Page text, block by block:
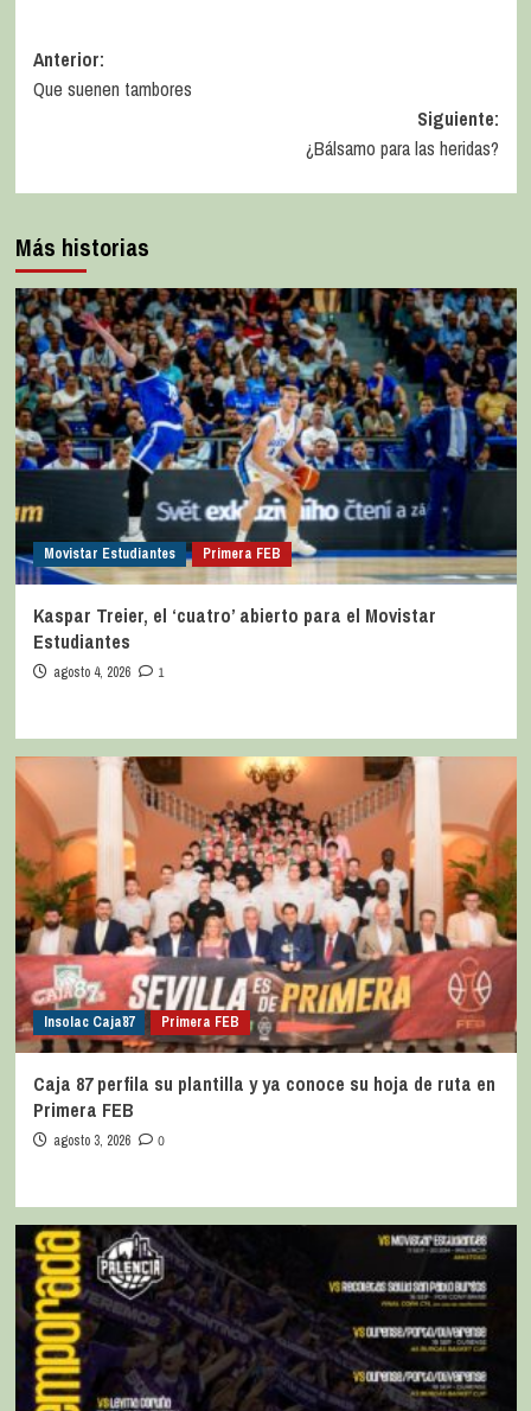
Anterior:
Que suenen tambores
Siguiente:
¿Bálsamo para las heridas?
Más historias
Movistar Estudiantes Primera FEB
Kaspar Treier, el ‘cuatro’ abierto para el Movistar
Estudiantes
agosto 4, 2026 1
Insolac Caja´87 Primera FEB
Caja 87 perfila su plantilla y ya conoce su hoja de ruta en
Primera FEB
agosto 3, 2026 0